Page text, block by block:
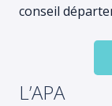
conseil
L’APA